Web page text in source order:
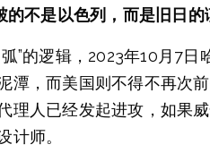
的不是以色列，而是旧日的
”的逻辑，2023年10月7
潭，而美国则不得不再次
理人已经发起进攻，如果
计师。